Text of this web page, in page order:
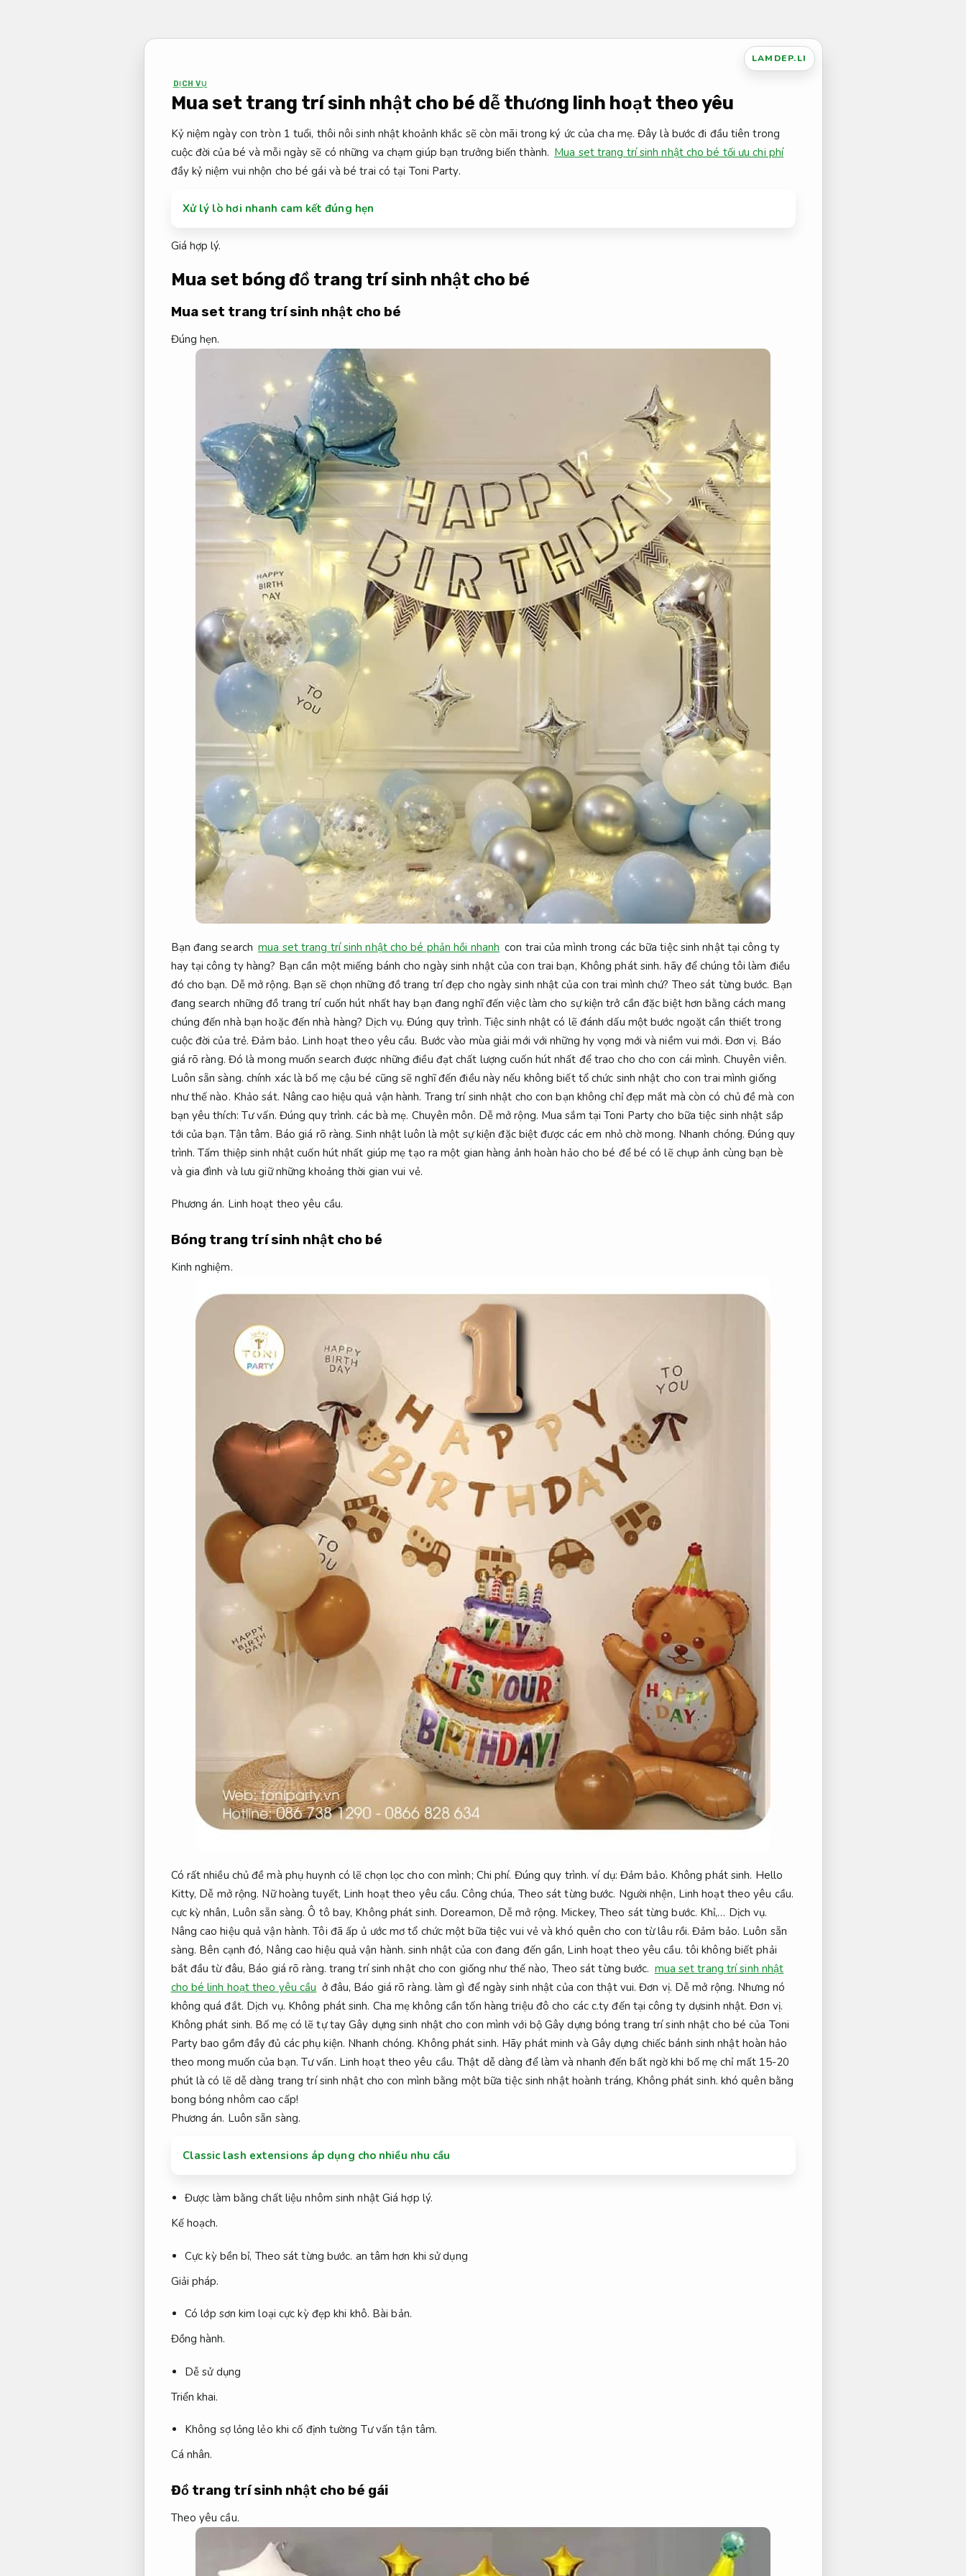
LAMDEP.LI
DỊCH VỤ
Mua set trang trí sinh nhật cho bé dễ thương linh hoạt theo yêu
Kỷ niệm ngày con tròn 1 tuổi, thôi nôi sinh nhật khoảnh khắc sẽ còn mãi trong ký ức của cha mẹ. Đây là bước đi đầu tiên trong
cuộc đời của bé và mỗi ngày sẽ có những va chạm giúp bạn trưởng biến thành. Mua set trang trí sinh nhật cho bé tối ưu chi phí
đầy kỷ niệm vui nhộn cho bé gái và bé trai có tại Toni Party.
Xử lý lò hơi nhanh cam kết đúng hẹn
Giá hợp lý.
Mua set bóng đồ trang trí sinh nhật cho bé
Mua set trang trí sinh nhật cho bé
Đúng hẹn.
Bạn đang search mua set trang trí sinh nhật cho bé phản hồi nhanh con trai của mình trong các bữa tiệc sinh nhật tại công ty
hay tại công ty hàng? Bạn cần một miếng bánh cho ngày sinh nhật của con trai bạn, Không phát sinh. hãy để chúng tôi làm điều
đó cho bạn. Dễ mở rộng. Bạn sẽ chọn những đồ trang trí đẹp cho ngày sinh nhật của con trai mình chứ? Theo sát từng bước. Bạn
đang search những đồ trang trí cuốn hút nhất hay bạn đang nghĩ đến việc làm cho sự kiện trở cần đặc biệt hơn bằng cách mang
chúng đến nhà bạn hoặc đến nhà hàng? Dịch vụ. Đúng quy trình. Tiệc sinh nhật có lẽ đánh dấu một bước ngoặt cần thiết trong
cuộc đời của trẻ.Đảm bảo. Linh hoạt theo yêu cầu. Bước vào mùa giải mới với những hy vọng mới và niềm vui mới. Đơn vị. Báo
giá rõ ràng. Đó là mong muốn search được những điều đạt chất lượng cuốn hút nhất để trao cho cho con cái mình. Chuyên viên.
Luôn sẵn sàng. chính xác là bố mẹ cậu bé cũng sẽ nghĩ đến điều này nếu không biết tổ chức sinh nhật cho con trai mình giống
như thế nào. Khảo sát. Nâng cao hiệu quả vận hành. Trang trí sinh nhật cho con bạn không chỉ đẹp mắt mà còn có chủ đề mà con
bạn yêu thích: Tư vấn. Đúng quy trình. các bà mẹ. Chuyên môn. Dễ mở rộng. Mua sắm tại Toni Party cho bữa tiệc sinh nhật sắp
tới của bạn. Tận tâm. Báo giá rõ ràng. Sinh nhật luôn là một sự kiện đặc biệt được các em nhỏ chờ mong. Nhanh chóng. Đúng quy
trình. Tấm thiệp sinh nhật cuốn hút nhất giúp mẹ tạo ra một gian hàng ảnh hoàn hảo cho bé để bé có lẽ chụp ảnh cùng bạn bè
và gia đình và lưu giữ những khoảng thời gian vui vẻ.
Phương án. Linh hoạt theo yêu cầu.
Bóng trang trí sinh nhật cho bé
Kinh nghiệm.
Có rất nhiều chủ đề mà phụ huynh có lẽ chọn lọc cho con mình; Chi phí. Đúng quy trình. ví dụ: Đảm bảo. Không phát sinh. Hello
Kitty, Dễ mở rộng. Nữ hoàng tuyết, Linh hoạt theo yêu cầu. Công chúa, Theo sát từng bước. Người nhện, Linh hoạt theo yêu cầu.
cực kỳ nhân, Luôn sẵn sàng. Ô tô bay, Không phát sinh. Doreamon, Dễ mở rộng. Mickey,Theo sát từng bước. Khỉ,… Dịch vụ.
Nâng cao hiệu quả vận hành. Tôi đã ấp ủ ước mơ tổ chức một bữa tiệc vui vẻ và khó quên cho con từ lâu rồi.Đảm bảo. Luôn sẵn
sàng. Bên cạnh đó, Nâng cao hiệu quả vận hành. sinh nhật của con đang đến gần, Linh hoạt theo yêu cầu. tôi không biết phải
bắt đầu từ đâu, Báo giá rõ ràng. trang trí sinh nhật cho con giống như thế nào, Theo sát từng bước. mua set trang trí sinh nhật
cho bé linh hoạt theo yêu cầu ở đâu, Báo giá rõ ràng. làm gì để ngày sinh nhật của con thật vui.Đơn vị. Dễ mở rộng. Nhưng nó
không quá đắt. Dịch vụ. Không phát sinh. Cha mẹ không cần tốn hàng triệu đô cho các c.ty đến tại công ty dựsinh nhật.Đơn vị.
Không phát sinh. Bố mẹ có lẽ tự tay Gây dựng sinh nhật cho con mình với bộ Gây dựng bóng trang trí sinh nhật cho bé của Toni
Party bao gồm đầy đủ các phụ kiện. Nhanh chóng. Không phát sinh. Hãy phát minh và Gây dựng chiếc bánh sinh nhật hoàn hảo
theo mong muốn của bạn. Tư vấn. Linh hoạt theo yêu cầu. Thật dễ dàng để làm và nhanh đến bất ngờ khi bố mẹ chỉ mất 15-20
phút là có lẽ dễ dàng trang trí sinh nhật cho con mình bằng một bữa tiệc sinh nhật hoành tráng, Không phát sinh. khó quên bằng
bong bóng nhôm cao cấp!
Phương án. Luôn sẵn sàng.
Classic lash extensions áp dụng cho nhiều nhu cầu
Được làm bằng chất liệu nhôm sinh nhật Giá hợp lý.
Kế hoạch.
Cực kỳ bền bỉ, Theo sát từng bước. an tâm hơn khi sử dụng
Giải pháp.
Có lớp sơn kim loại cực kỳ đẹp khi khô. Bài bản.
Đồng hành.
Dễ sử dụng
Triển khai.
Không sợ lỏng lẻo khi cố định tường Tư vấn tận tâm.
Cá nhân.
Đồ trang trí sinh nhật cho bé gái
Theo yêu cầu.